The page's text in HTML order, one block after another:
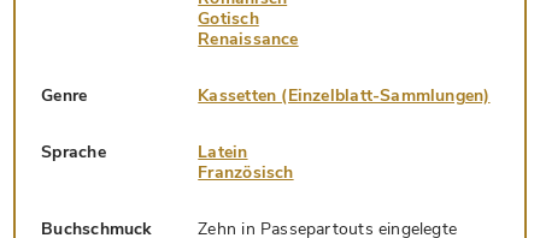
Gotisch
Renaissance
Genre Kassetten (Einzelblatt-Sammlungen)
Sprache
Latein
Französisch
Buchschmuck
Zehn in Passepartouts eingelegte